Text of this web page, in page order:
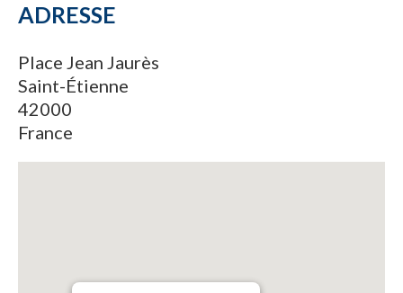
ADRESSE
Place Jean Jaurès
Saint-Étienne
42000
France